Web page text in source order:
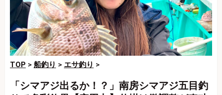
TOP > 船釣り > エサ釣り >
「シマアジ出るか！？」南房シマアジ五目釣